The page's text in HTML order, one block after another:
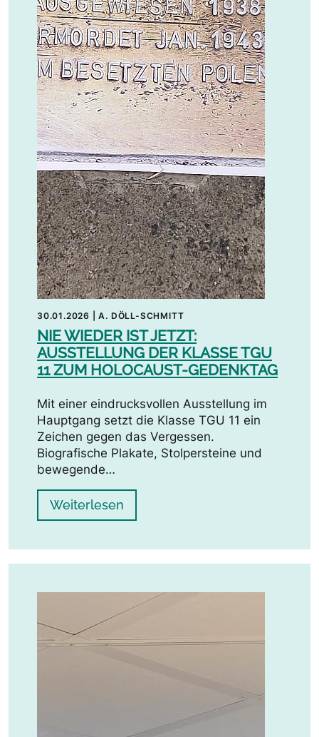
30.01.2026 |A. DÖLL-SCHMITT
NIE WIEDER IST JETZT:
AUSSTELLUNG DER KLASSE TGU
11 ZUM HOLOCAUST-GEDENKTAG
Mit einer eindrucksvollen Ausstellung im
Hauptgang setzt die Klasse TGU 11 ein
Zeichen gegen das Vergessen.
Biografische Plakate, Stolpersteine und
bewegende…
Weiterlesen